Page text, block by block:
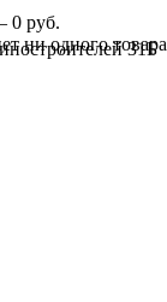
31Б
0 руб.
ни одного товара